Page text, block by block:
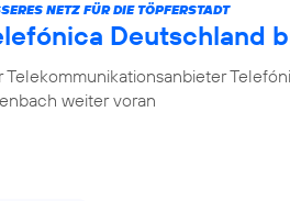
NETZ FÜR DIE TÖPFERSTADT
Deutschland
Telekommunikationsanbieter
weiter voran